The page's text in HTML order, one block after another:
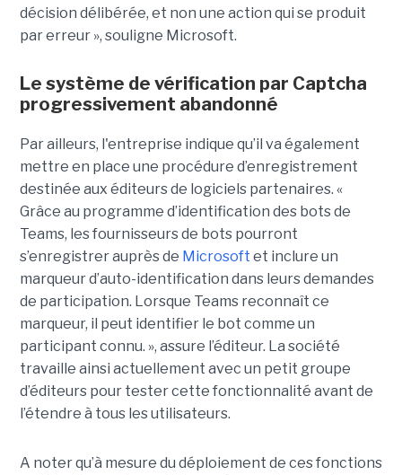
décision délibérée, et non une action qui se produit
par erreur », souligne Microsoft.
Le système de vérification par Captcha
progressivement abandonné
Par ailleurs, l'entreprise indique qu’il va également
mettre en place une procédure d’enregistrement
destinée aux éditeurs de logiciels partenaires. «
Grâce au programme d’identification des bots de
Teams, les fournisseurs de bots pourront
s’enregistrer auprès de Microsoft et inclure un
marqueur d’auto-identification dans leurs demandes
de participation. Lorsque Teams reconnaît ce
marqueur, il peut identifier le bot comme un
participant connu. », assure l’éditeur. La société
travaille ainsi actuellement avec un petit groupe
d’éditeurs pour tester cette fonctionnalité avant de
l’étendre à tous les utilisateurs.
A noter qu’à mesure du déploiement de ces fonctions